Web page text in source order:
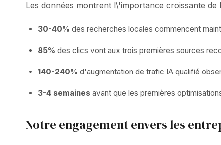
Les données montrent l\'importance croissante
30-40% des recherches locales commencent
85% des clics vont aux trois premières sources
140-240% d'augmentation de trafic IA qualifié
3-4 semaines avant que les premières
Notre engagement envers les